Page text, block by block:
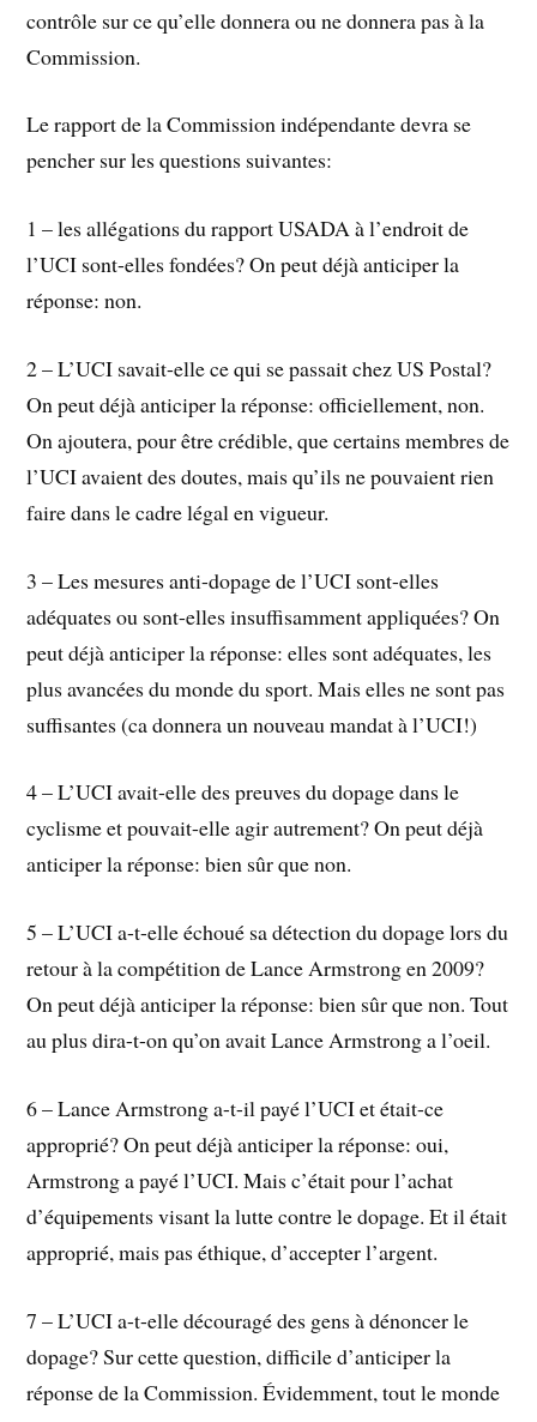
contrôle sur ce qu’elle donnera ou ne donnera pas à la
Commission.
Le rapport de la Commission indépendante devra se
pencher sur les questions suivantes:
1 – les allégations du rapport USADA à l’endroit de
l’UCI sont-elles fondées? On peut déjà anticiper la
réponse: non.
2 – L’UCI savait-elle ce qui se passait chez US Postal?
On peut déjà anticiper la réponse: officiellement, non.
On ajoutera, pour être crédible, que certains membres de
l’UCI avaient des doutes, mais qu’ils ne pouvaient rien
faire dans le cadre légal en vigueur.
3 – Les mesures anti-dopage de l’UCI sont-elles
adéquates ou sont-elles insuffisamment appliquées? On
peut déjà anticiper la réponse: elles sont adéquates, les
plus avancées du monde du sport. Mais elles ne sont pas
suffisantes (ca donnera un nouveau mandat à l’UCI!)
4 – L’UCI avait-elle des preuves du dopage dans le
cyclisme et pouvait-elle agir autrement? On peut déjà
anticiper la réponse: bien sûr que non.
5 – L’UCI a-t-elle échoué sa détection du dopage lors du
retour à la compétition de Lance Armstrong en 2009?
On peut déjà anticiper la réponse: bien sûr que non. Tout
au plus dira-t-on qu’on avait Lance Armstrong a l’oeil.
6 – Lance Armstrong a-t-il payé l’UCI et était-ce
approprié? On peut déjà anticiper la réponse: oui,
Armstrong a payé l’UCI. Mais c’était pour l’achat
d’équipements visant la lutte contre le dopage. Et il était
approprié, mais pas éthique, d’accepter l’argent.
7 – L’UCI a-t-elle découragé des gens à dénoncer le
dopage? Sur cette question, difficile d’anticiper la
réponse de la Commission. Évidemment, tout le monde